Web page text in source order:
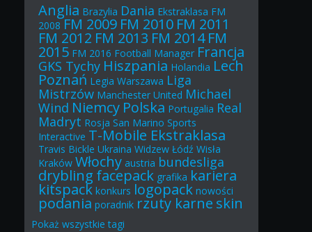
Anglia Brazylia Dania Ekstraklasa FM
2008 FM 2009 FM 2010 FM 2011
FM 2012 FM 2013 FM 2014 FM
2015 FM 2016 Football Manager Francja
GKS Tychy Hiszpania Holandia Lech
Poznań Legia Warszawa Liga
Mistrzów Manchester United Michael
Wind Niemcy Polska Portugalia Real
Madryt Rosja San Marino Sports
Interactive T-Mobile Ekstraklasa
Travis Bickle Ukraina Widzew Łódź Wisła
Kraków Włochy austria bundesliga
drybling facepack grafika kariera
kitspack konkurs logopack nowości
podania poradnik rzuty karne skin
Pokaż wszystkie tagi